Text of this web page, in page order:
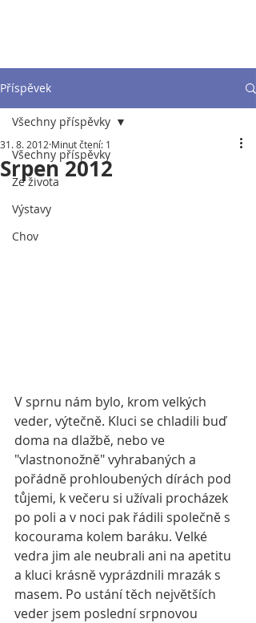
Příspěvek
Všechny příspěvky
Ze života
Výstavy
Chov
Všechny příspěvky
Srpen 2012
31. 8. 2012 Minut čtení: 1
V sprnu nám bylo, krom velkých
veder, výtečně. Kluci se chladili buď
doma na dlažbě, nebo ve
"vlastnonožně" vyhrabaných a
pořádně prohloubených dírách pod
tůjemi, k večeru si užívali procházek
po poli a v noci pak řádili společně s
kocourama kolem baráku. Velké
vedra jim ale neubrali ani na apetitu
a kluci krásně vyprázdnili mrazák s
masem. Po ustání těch největších
veder jsem poslední srpnovou